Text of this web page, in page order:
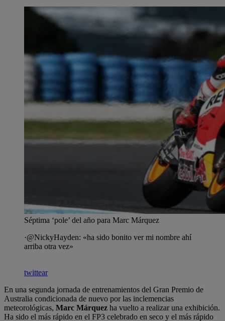
Séptima ‘pole’ del año para Marc Márquez
·@NickyHayden: «ha sido bonito ver mi nombre ahí
arriba otra vez»
twittear
En una segunda jornada de entrenamientos del Gran Premio de
Australia condicionada de nuevo por las inclemencias
meteorológicas, Marc Márquez ha vuelto a realizar una exhibición.
Ha sido el más rápido en el FP3 celebrado en seco y el más rápido